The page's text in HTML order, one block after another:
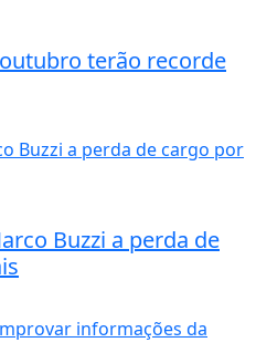
terão recorde
Buzzi a perda de